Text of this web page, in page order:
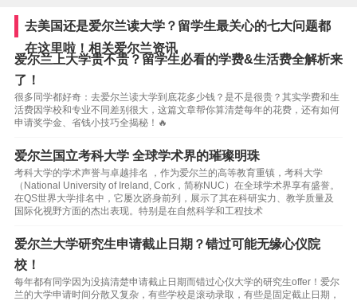
去美国还是爱尔兰读大学？留学生最关心的七大问题都
在这里啦！相关爱尔兰资讯
爱尔兰上大学贵不贵？留学生必看的学费&生活费全解析来
了！
很多同学都好奇：去爱尔兰读大学到底花多少钱？是不是很贵？其实学费和生
活费因学校和专业不同差别很大，这篇文章帮你算清楚每年的花费，还有如何
申请奖学金、省钱小技巧全揭秘！🔥
爱尔兰国立考科大学 全球学术界的璀璨明珠
考科大学的学术声誉与卓越排名 ，作为爱尔兰的高等教育重镇，考科大学
（National University of Ireland, Cork，简称NUC）在全球学术界享有盛誉。
在QS世界大学排名中，它屡次跻身前列，展示了其在科研实力、教学质量及
国际化视野方面的杰出表现。特别是在自然科学和工程技术
爱尔兰大学研究生申请截止日期？错过可能无缘心仪院
校！
每年都有同学因为没搞清楚申请截止日期而错过心仪大学的研究生offer！爱尔
兰的大学申请时间分散又复杂，有些学校是滚动录取，有些是固定截止日期，